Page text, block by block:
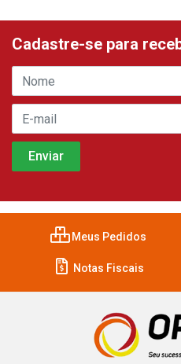
Cadastre-se para
Meus Pedidos
Notas Fiscais